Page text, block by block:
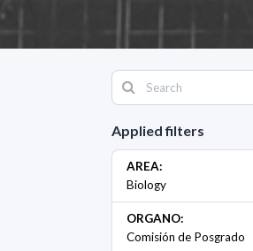
Applied filters
AREA:
Biology
ORGANO:
Comisión de Posgrado